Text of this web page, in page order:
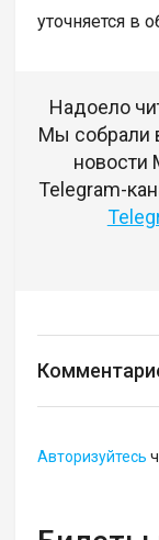
уточняется в
Надоело
Мы собрали
новости
Telegram-
Авторизуйтесь